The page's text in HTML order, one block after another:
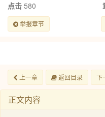
点击 580
举报章节
上一章 返回目录 下
正文内容